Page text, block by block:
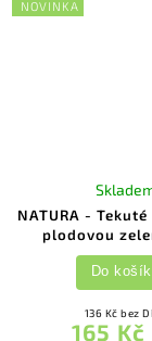
NOVINKA
NATURA -
plodovou
136 Kč bez
165 Kč
Do